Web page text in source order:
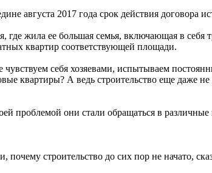
августа 2017 года срок действия договора
жила ее большая семья, включающая в себя
квартир соответствующей площади.
себя хозяевами, испытываем
квартиры? А ведь строительство еще даже не
проблемой они стали обращаться в
строительство до сих пор не начато,